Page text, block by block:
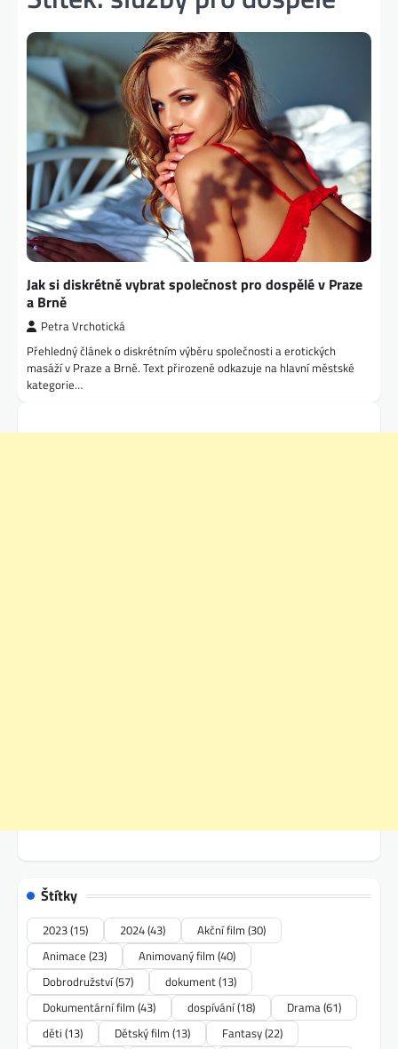
Jak si diskrétně vybrat společnost pro dospělé v Praze
a Brně
Petra Vrchotická
Přehledný článek o diskrétním výběru společnosti a erotických
masáží v Praze a Brně. Text přirozeně odkazuje na hlavní městské
kategorie…
Štítky
2023(15) 2024(43) Akční film (30)
Animace (23) Animovaný film (40)
Dobrodružství(57) dokument(13)
Dokumentární film (43) dospívání(18) Drama(61)
děti (13) Dětský film (13) Fantasy(22)